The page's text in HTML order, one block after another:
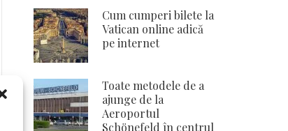
Cum cumperi bilete la
Vatican online adică
pe internet
Toate metodele de a
ajunge de la
Aeroportul
Schönefeld în centrul